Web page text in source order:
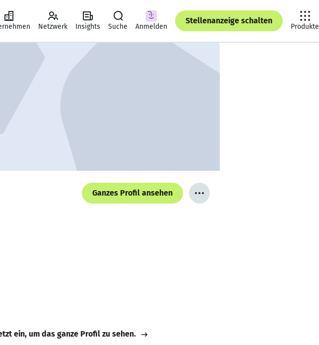
Netzwerk Insights Suche Anmelden
Stellenanzeige schalten
Produkte
Ganzes Profil ansehen
ein, um das ganze Profil zu sehen.